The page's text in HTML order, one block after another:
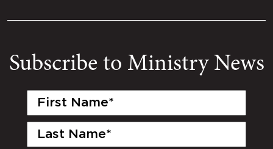
Subscribe to Ministry News
First
Last